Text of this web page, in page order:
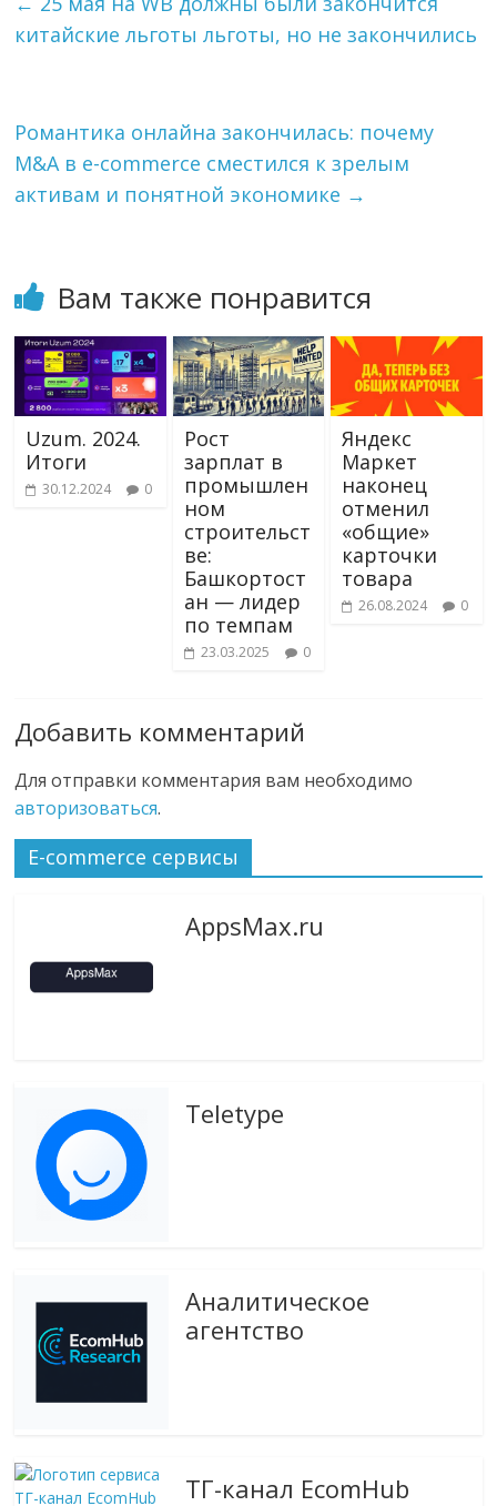
r
a
l
a
i
i
в
и
китайские льготы льготы, но не закончились
Романтика онлайна закончилась: почему
M&A в e-commerce сместился к зрелым
активам и понятной экономике →
Вам также понравится
Uzum. 2024.
Итоги
30.12.2024 0
Рост
зарплат в
промышлен
ном
строительст
ве:
Башкортост
ан — лидер
по темпам
23.03.2025 0
Яндекс
Маркет
наконец
отменил
«общие»
карточки
товара
26.08.2024 0
Добавить комментарий
Для отправки комментария вам необходимо
авторизоваться.
E-commerce сервисы
AppsMax.ru
Teletype
Аналитическое
агентство
ТГ-канал EcomHub